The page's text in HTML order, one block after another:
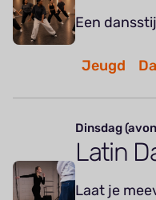
Een
Jeugd
Dinsdag
Latin
Laat je